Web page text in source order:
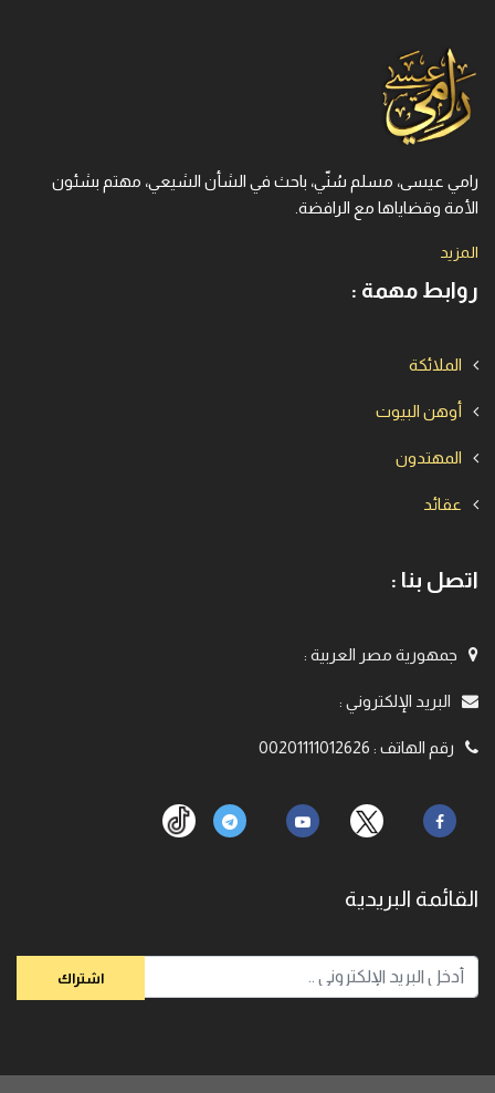
رامي عيسى، مسلم سُنّي، باحث في الشأن الشيعي، مهتم بشئون
الأمة وقضاياها مع الرافضة.
المزيد
روابط مهمة :
الملائكة
أوهن البيوت
المهتدون
عقائد
اتصل بنا :
جمهورية مصر العربية :
البريد الإلكتروني :
رقم الهاتف :
00201111012626
القائمة البريدية